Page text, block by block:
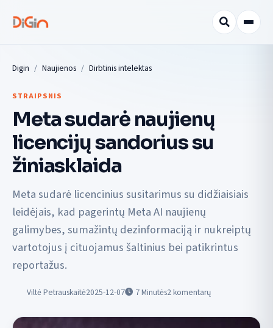
Digin Naujienos Dirbtinis intelektas
STRAIPSNIS
Meta sudarė naujienų
licencijų sandorius su
žiniasklaida
Meta sudarė licencinius susitarimus su didžiaisiais
leidėjais, kad pagerintų Meta AI naujienų
galimybes, sumažintų dezinformaciją ir nukreiptų
vartotojus į cituojamus šaltinius bei patikrintus
reportažus.
Viltė Petrauskaitė2025-12-07 7Minutės2 komentarų